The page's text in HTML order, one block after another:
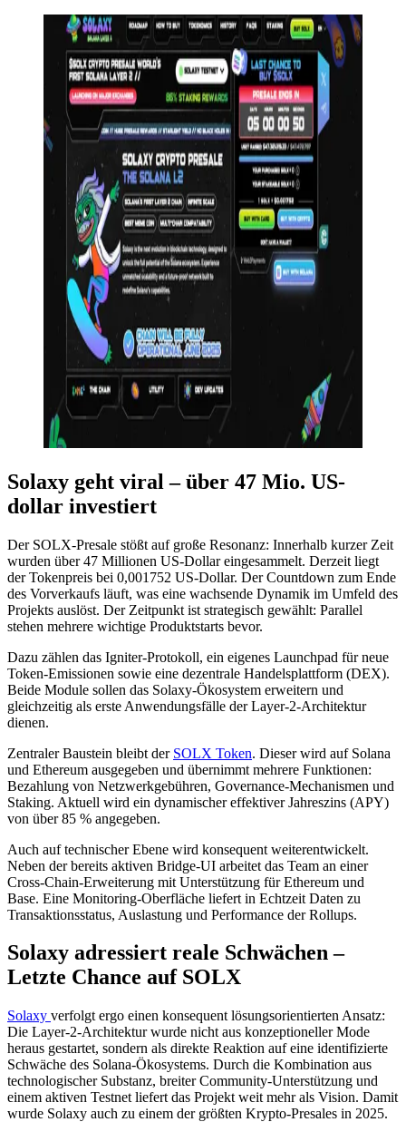
Solaxy geht viral – über 47 Mio. US-
dollar investiert
Der SOLX-Presale stößt auf große Resonanz: Innerhalb kurzer Zeit
wurden über 47 Millionen US-Dollar eingesammelt. Derzeit liegt
der Tokenpreis bei 0,001752 US-Dollar. Der Countdown zum Ende
des Vorverkaufs läuft, was eine wachsende Dynamik im Umfeld des
Projekts auslöst. Der Zeitpunkt ist strategisch gewählt: Parallel
stehen mehrere wichtige Produktstarts bevor.
Dazu zählen das Igniter-Protokoll, ein eigenes Launchpad für neue
Token-Emissionen sowie eine dezentrale Handelsplattform (DEX).
Beide Module sollen das Solaxy-Ökosystem erweitern und
gleichzeitig als erste Anwendungsfälle der Layer-2-Architektur
dienen.
Zentraler Baustein bleibt der SOLX Token. Dieser wird auf Solana
und Ethereum ausgegeben und übernimmt mehrere Funktionen:
Bezahlung von Netzwerkgebühren, Governance-Mechanismen und
Staking. Aktuell wird ein dynamischer effektiver Jahreszins (APY)
von über 85 % angegeben.
Auch auf technischer Ebene wird konsequent weiterentwickelt.
Neben der bereits aktiven Bridge-UI arbeitet das Team an einer
Cross-Chain-Erweiterung mit Unterstützung für Ethereum und
Base. Eine Monitoring-Oberfläche liefert in Echtzeit Daten zu
Transaktionsstatus, Auslastung und Performance der Rollups.
Solaxy adressiert reale Schwächen –
Letzte Chance auf SOLX
Solaxy verfolgt ergo einen konsequent lösungsorientierten Ansatz:
Die Layer-2-Architektur wurde nicht aus konzeptioneller Mode
heraus gestartet, sondern als direkte Reaktion auf eine identifizierte
Schwäche des Solana-Ökosystems. Durch die Kombination aus
technologischer Substanz, breiter Community-Unterstützung und
einem aktiven Testnet liefert das Projekt weit mehr als Vision. Damit
wurde Solaxy auch zu einem der größten Krypto-Presales in 2025.